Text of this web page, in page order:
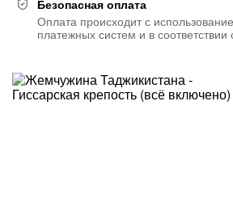
Безопасная оплата
Оплата происходит с
платежных систем и в